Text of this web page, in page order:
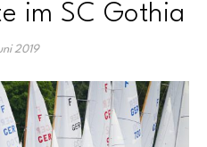
im SC Gothia
2019